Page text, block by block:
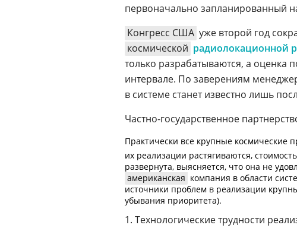
первоначально запланированный
Конгресс США уже второй год
космической радиолокационной
только разрабатываются, а оценка
интервале. По заверениям
в системе станет известно лишь
Частно-государственное
Практически все крупные космические
их реализации растягиваются,
развернута, выясняется, что она не
американская компания в области
источники проблем в реализации
убывания приоритета).
1. Технологические трудности